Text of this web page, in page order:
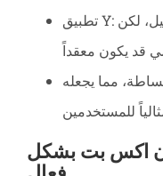
تطبيق Y:
مما يجعله
اكس بت بشكل